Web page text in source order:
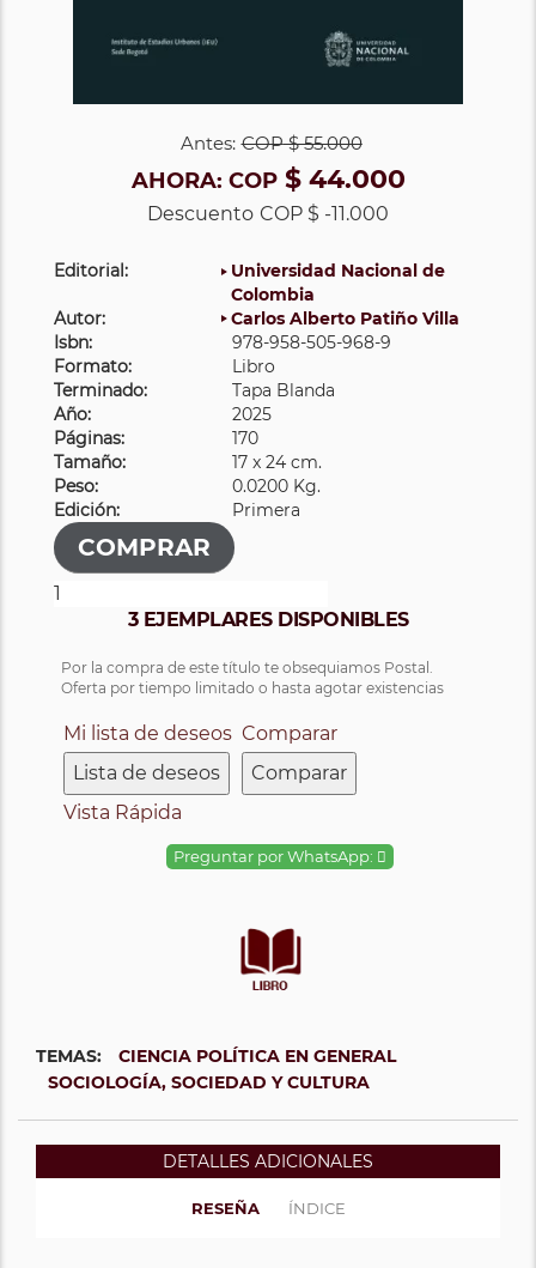
Antes: COP$ 55.000
AHORA: COP$ 44.000
Descuento COP $ -11.000
Editorial:
Universidad Nacional de
Colombia
Autor:
Carlos Alberto Patiño Villa
Isbn:
978-958-505-968-9
Formato:
Libro
Terminado:
Tapa Blanda
Año:
2025
Páginas:
170
Tamaño:
17 x 24 cm.
Peso:
0.0200 Kg.
Edición:
Primera
3 EJEMPLARES DISPONIBLES
Por la compra de este título te obsequiamos Postal.
Oferta por tiempo limitado o hasta agotar existencias
Mi lista de deseos
Lista de deseos
Comparar
Comparar
Vista Rápida
Preguntar por WhatsApp:
TEMAS:
CIENCIA POLÍTICA EN GENERAL
SOCIOLOGÍA, SOCIEDAD Y CULTURA
DETALLES ADICIONALES
RESEÑA ÍNDICE